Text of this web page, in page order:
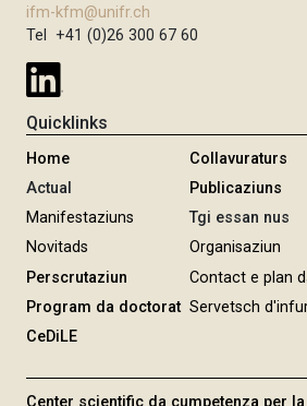
ifm-kfm@unifr.ch
Tel +41 (0)26 300 67 60
Quicklinks
Home
Actual
Manifestaziuns
Novitads
Perscrutaziun
Program da doctorat
CeDiLE
Collavuraturs
Publicaziuns
Tgi essan nus
Organisaziun
Contact e plan
Servetsch
Center scientific da cumpetenza per